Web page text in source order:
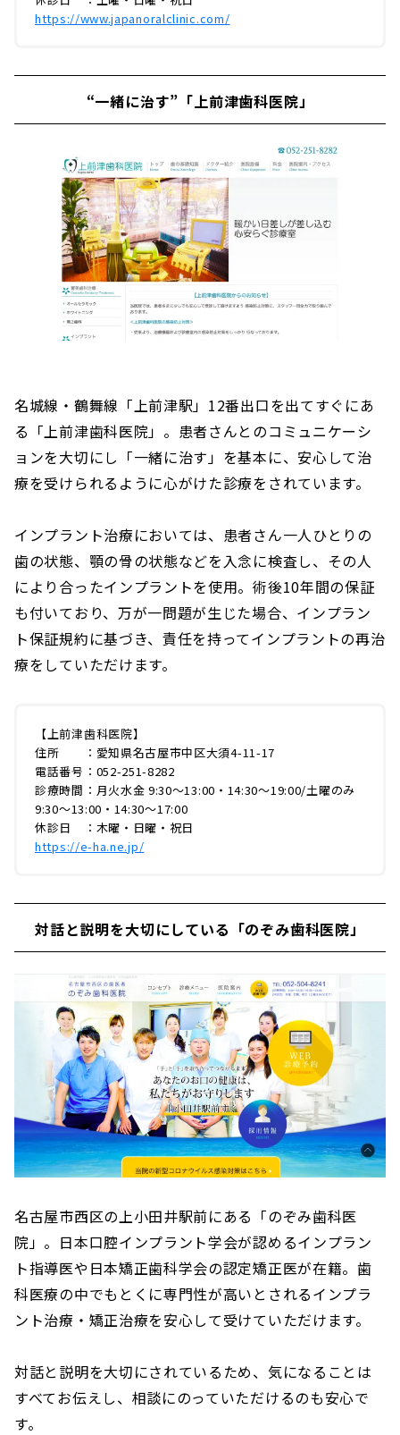
https://www.japanoralclinic.com/
“一緒に治す”「上前津歯科医院」
名城線・鶴舞線「上前津駅」12番出口を出てすぐにあ
る「上前津歯科医院」。患者さんとのコミュニケーシ
ョンを大切にし「一緒に治す」を基本に、安心して治
療を受けられるように心がけた診療をされています。
インプラント治療においては、患者さん一人ひとりの
歯の状態、顎の骨の状態などを入念に検査し、その人
により合ったインプラントを使用。術後10年間の保証
も付いており、万が一問題が生じた場合、インプラン
ト保証規約に基づき、責任を持ってインプラントの再治
療をしていただけます。
【上前津歯科医院】
住所 ：愛知県名古屋市中区大須4-11-17
電話番号：052-251-8282
診療時間：月火水金 9:30〜13:00・14:30〜19:00/土曜のみ
9:30〜13:00・14:30〜17:00
休診日 ：木曜・日曜・祝日
https://e-ha.ne.jp/
対話と説明を大切にしている「のぞみ歯科医院」
名古屋市西区の上小田井駅前にある「のぞみ歯科医
院」。日本口腔インプラント学会が認めるインプラン
ト指導医や日本矯正歯科学会の認定矯正医が在籍。歯
科医療の中でもとくに専門性が高いとされるインプラ
ント治療・矯正治療を安心して受けていただけます。
対話と説明を大切にされているため、気になることは
すべてお伝えし、相談にのっていただけるのも安心で
す。